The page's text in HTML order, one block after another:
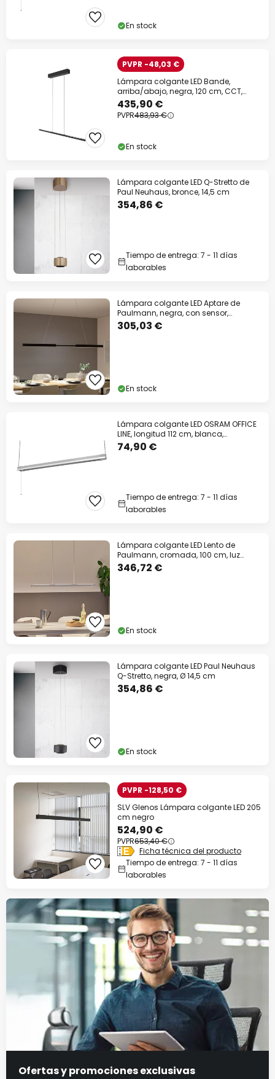
En stock
PVPR -48,03 €
Lámpara colgante LED Bande,
arriba/abajo, negra, 120 cm, CCT,
atenuador
435,90 €
PVPR483,93 €
En stock
Lámpara colgante LED Q-Stretto de
Paul Neuhaus, bronce, 14,5 cm
354,86 €
Tiempo de entrega: 7 - 11 días
laborables
Lámpara colgante LED Aptare de
Paulmann, negra, con sensor,
atenuable
305,03 €
En stock
Lámpara colgante LED OSRAM OFFICE
LINE, longitud 112 cm, blanca,
interruptor
74,90 €
Tiempo de entrega: 7 - 11 días
laborables
Lámpara colgante LED Lento de
Paulmann, cromada, 100 cm, luz
hacia
346,72 €
En stock
Lámpara colgante LED Paul Neuhaus
Q-Stretto, negra, Ø 14,5 cm
354,86 €
En stock
PVPR -128,50 €
SLV Glenos Lámpara colgante LED 205
cm negro
524,90 €
PVPR653,40 €
Ficha técnica del producto
Tiempo de entrega: 7 - 11 días
laborables
Ofertas y promociones exclusivas